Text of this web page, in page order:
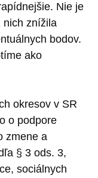
Nie je
nich znížila
bodov.
ako
okresov v SR
o podpore
zmene a
§ 3 ods. 3,
sociálnych